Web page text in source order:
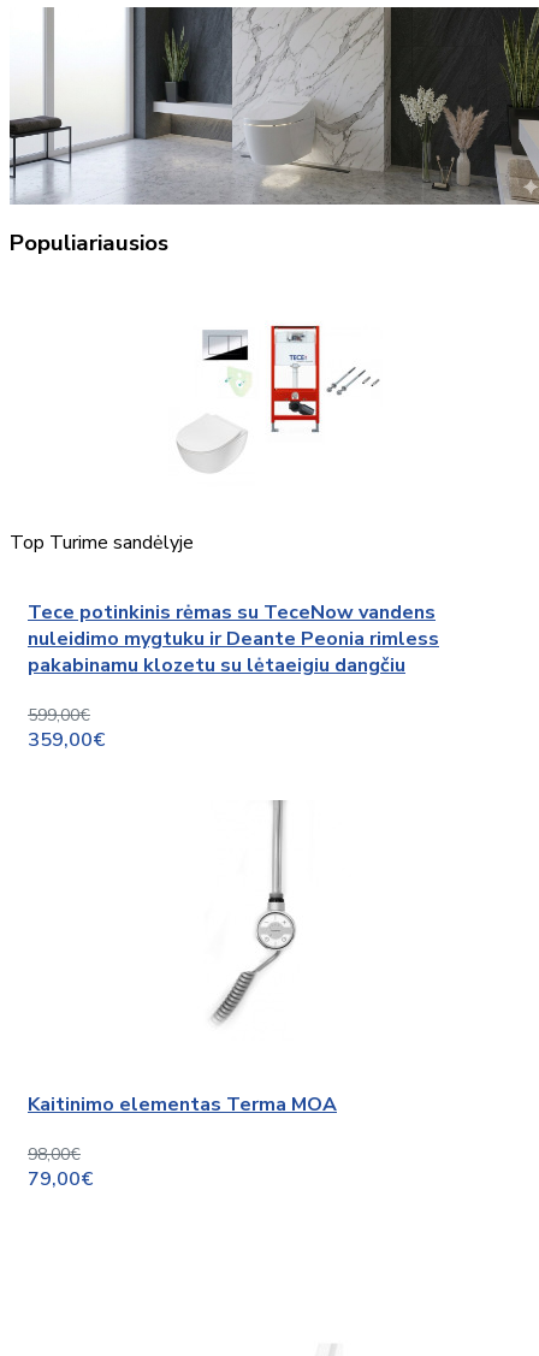
Populiariausios
Top Turime sandėlyje
Tece potinkinis rėmas su TeceNow vandens
nuleidimo mygtuku ir Deante Peonia rimless
pakabinamu klozetu su lėtaeigiu dangčiu
599,00€
359,00€
Kaitinimo elementas Terma MOA
98,00€
79,00€